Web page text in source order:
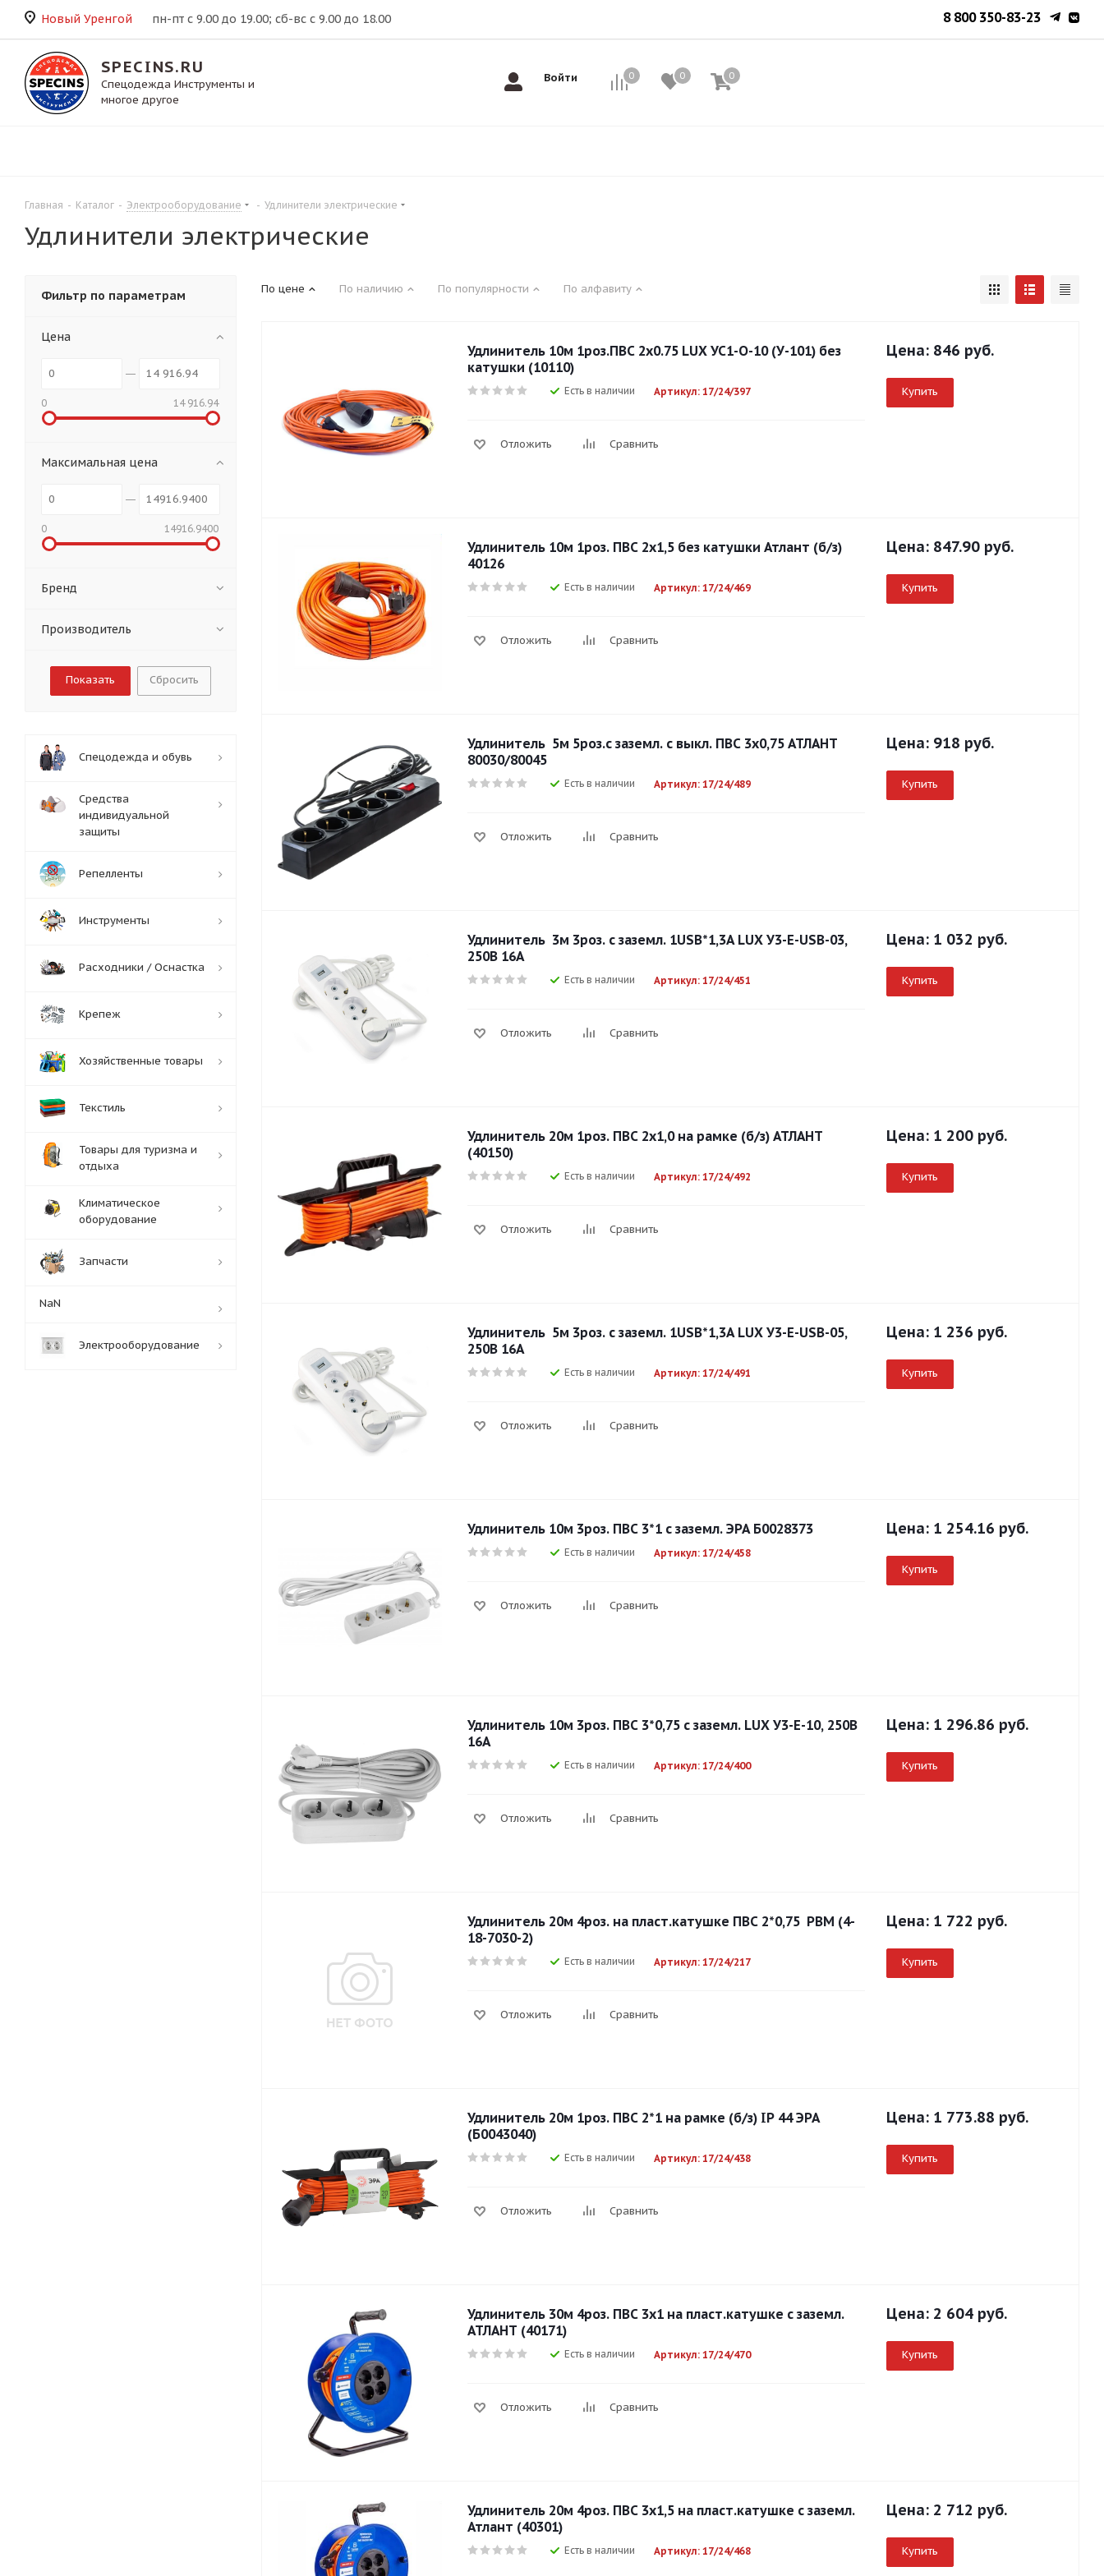
Новый Уренгой пн-пт с 9.00 до 19.00; сб-вс с 9.00 до 18.00 8 800 350-83-23
SPECINS.RU
Спецодежда Инструменты и
многое другое
Войти 0 0 0
0
Главная - Каталог - Электрооборудование - Удлинители электрические
Удлинители электрические
По цене По наличию По популярности По алфавиту
Удлинитель 10м 1роз.ПВС 2x0.75 LUX УС1-О-10 (У-101) без
катушки (10110)
Есть в наличии Артикул: 17/24/397
Отложить Сравнить
Цена: 846 руб.
Купить
Удлинитель 10м 1роз. ПВС 2x1,5 без катушки Атлант (б/з)
40126
Есть в наличии Артикул: 17/24/469
Отложить Сравнить
Цена: 847.90 руб.
Купить
Удлинитель 5м 5роз.с заземл. с выкл. ПВС 3x0,75 АТЛАНТ
80030/80045
Есть в наличии Артикул: 17/24/489
Отложить Сравнить
Цена: 918 руб.
Купить
Удлинитель 3м 3роз. с заземл. 1USB*1,3А LUX У3-Е-USB-03,
250В 16А
Есть в наличии Артикул: 17/24/451
Отложить Сравнить
Цена: 1 032 руб.
Купить
Удлинитель 20м 1роз. ПВС 2х1,0 на рамке (б/з) АТЛАНТ
(40150)
Есть в наличии Артикул: 17/24/492
Отложить Сравнить
Цена: 1 200 руб.
Купить
Удлинитель 5м 3роз. с заземл. 1USB*1,3А LUX У3-Е-USB-05,
250В 16А
Есть в наличии Артикул: 17/24/491
Отложить Сравнить
Цена: 1 236 руб.
Купить
Удлинитель 10м 3роз. ПВС 3*1 с заземл. ЭРА Б0028373
Есть в наличии Артикул: 17/24/458
Отложить Сравнить
Цена: 1 254.16 руб.
Купить
Удлинитель 10м 3роз. ПВС 3*0,75 с заземл. LUX У3-Е-10, 250В
16А
Есть в наличии Артикул: 17/24/400
Отложить Сравнить
Цена: 1 296.86 руб.
Купить
Удлинитель 20м 4роз. на пласт.катушке ПВС 2*0,75 РВМ (4-
18-7030-2)
Есть в наличии Артикул: 17/24/217
Отложить Сравнить
Цена: 1 722 руб.
Купить
Удлинитель 20м 1роз. ПВС 2*1 на рамке (б/з) IP 44 ЭРА
(Б0043040)
Есть в наличии Артикул: 17/24/438
Отложить Сравнить
Цена: 1 773.88 руб.
Купить
Удлинитель 30м 4роз. ПВС 3х1 на пласт.катушке с заземл.
АТЛАНТ (40171)
Есть в наличии Артикул: 17/24/470
Отложить Сравнить
Цена: 2 604 руб.
Купить
Удлинитель 20м 4роз. ПВС 3х1,5 на пласт.катушке с заземл.
Атлант (40301)
Есть в наличии Артикул: 17/24/468
Цена: 2 712 руб.
Купить
Фильтр по параметрам
Цена
0 14 916.94
Максимальная цена
0 14916.9400
Бренд
Производитель
Сбросить
Спецодежда и обувь
Средства
индивидуальной
защиты
Репелленты
Инструменты
Расходники / Оснастка
Крепеж
Хозяйственные товары
Текстиль
Товары для туризма и
отдыха
Климатическое
оборудование
Запчасти
NaN
Электрооборудование